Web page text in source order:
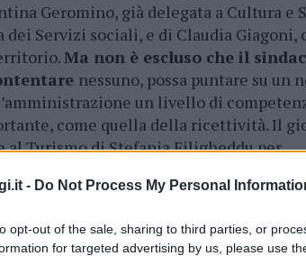
- Do Not Process My Personal
opt-out of the sale, sharing to third parties, or
for targeted advertising by us, please use
Geromino, già delegata a Cultura e
dei Servizi sociali, e di Claudia Giagoni,
Ma non è escluso che il
nessuno, possa puntare su un
un livello di
come quella della ricettività. Il
al Turismo di Stefania Filigheddu per
ad Arzachena è già iniziata la ricerca
COMUNE, SI DIMETTE LA